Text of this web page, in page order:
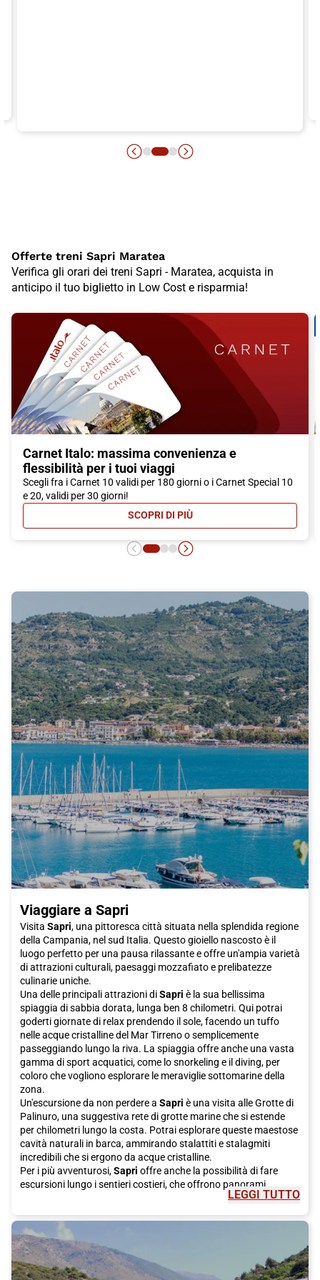
Offerte treni Sapri Maratea
Verifica gli orari dei treni Sapri - Maratea, acquista in
anticipo il tuo biglietto in Low Cost e risparmia!
Carnet Italo: massima convenienza e
flessibilità per i tuoi viaggi
Scegli fra i Carnet 10 validi per 180 giorni o i Carnet Special 10
e 20, validi per 30 giorni!
SCOPRI DI PIÙ- CARNET ITALO: MASSIMA
Viaggiare a Sapri
Visita Sapri, una pittoresca città situata nella splendida regione
della Campania, nel sud Italia. Questo gioiello nascosto è il
luogo perfetto per una pausa rilassante e offre un'ampia varietà
di attrazioni culturali, paesaggi mozzafiato e prelibatezze
culinarie uniche.
Una delle principali attrazioni diSapri è la sua bellissima
spiaggia di sabbia dorata, lunga ben 8 chilometri. Qui potrai
goderti giornate di relax prendendo il sole, facendo un tuffo
nelle acque cristalline del Mar Tirreno o semplicemente
passeggiando lungo la riva. La spiaggia offre anche una vasta
gamma di sport acquatici, come lo snorkeling e il diving, per
coloro che vogliono esplorare le meraviglie sottomarine della
zona.
Un'escursione da non perdere a Sapri è una visita alle Grotte di
Palinuro, una suggestiva rete di grotte marine che si estende
per chilometri lungo la costa. Potrai esplorare queste maestose
cavità naturali in barca, ammirando stalattiti e stalagmiti
incredibili che si ergono da acque cristalline.
Per i più avventurosi,Sapri offre anche la possibilità di fare
escursioni lungo i sentieri costieri, che offrono panorami
mozzafiato sulla costa e sulla campagna circostante. Potrai
Oltre alla bellezza naturale,
culturale. Una visita al centro storico della città è un must
assoluto, dove potrai ammirare la Chiesa dell'Annunziata, con la
LEGGI TUTTO